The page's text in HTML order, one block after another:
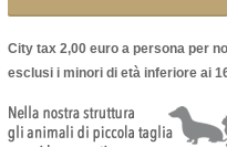
City tax 2,00 euro a persona per
esclusi i minori di età inferiore ai